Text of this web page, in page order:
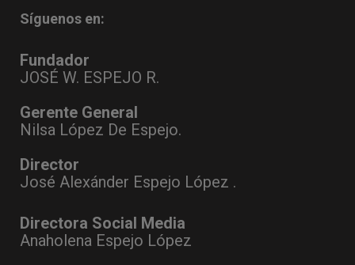
Síguenos en:
Fundador
JOSÉ W. ESPEJO R.
Gerente General
Nilsa López De Espejo.
Director
José Alexánder Espejo López .
Directora Social Media
Anaholena Espejo López